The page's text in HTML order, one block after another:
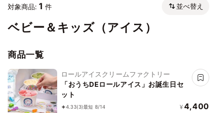
対象商品: 1 件 並べ替え
ベビー＆キッズ（アイス）
商品一覧
ロールアイスクリームファクトリー
「おうちDEロールアイス」お誕生日セ
ット
4.33(3)最短 8/14 ¥ 4,400